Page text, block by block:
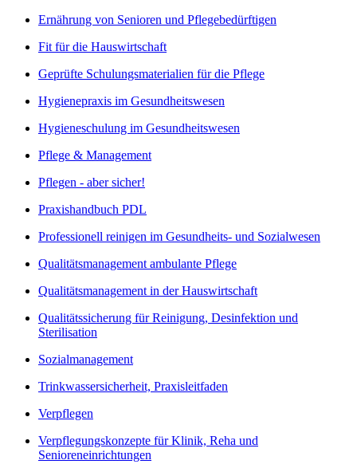
Ernährung von Senioren und Pflegebedürftigen
Fit für die Hauswirtschaft
Geprüfte Schulungsmaterialien für die Pflege
Hygienepraxis im Gesundheitswesen
Hygieneschulung im Gesundheitswesen
Pflege & Management
Pflegen - aber sicher!
Praxishandbuch PDL
Professionell reinigen im Gesundheits- und Sozialwesen
Qualitätsmanagement ambulante Pflege
Qualitätsmanagement in der Hauswirtschaft
Qualitätssicherung für Reinigung, Desinfektion und
Sterilisation
Sozialmanagement
Trinkwassersicherheit, Praxisleitfaden
Verpflegen
Verpflegungskonzepte für Klinik, Reha und
Senioreneinrichtungen